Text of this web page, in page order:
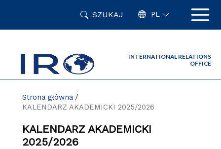
SZUKAJ PL
INTERNATIONAL RELATIONS
OFFICE
Strona główna
KALENDARZ AKADEMICKI 2025/2026
KALENDARZ AKADEMICKI
2025/2026